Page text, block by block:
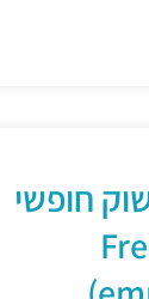
חופשי